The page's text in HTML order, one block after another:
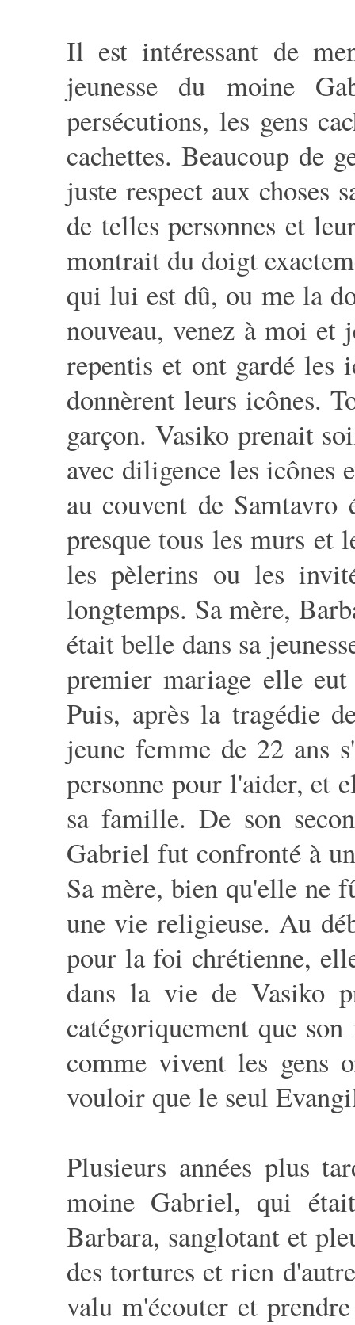
Il est intéressant de
jeunesse du moine
persécutions, les gens
cachettes. Beaucoup de
juste respect aux choses
de telles personnes et
montrait du doigt
qui lui est dû, ou me la
nouveau, venez à moi et
repentis et ont gardé les
donnèrent leurs icônes.
garçon. Vasiko prenait
avec diligence les icônes
au couvent de
presque tous les murs
les pèlerins ou les
longtemps. Sa mère,
était belle dans sa
premier mariage elle
Puis, après la tragédie
jeune femme de 22 ans
personne pour l'aider, et
sa famille. De son
Gabriel fut confronté à
Sa mère, bien qu'elle ne
une vie religieuse. Au
pour la foi chrétienne,
dans la vie de Vasiko
catégoriquement que
comme vivent les gens
vouloir que le seul
Plusieurs années plus
moine Gabriel, qui
Barbara, sanglotant et
des tortures et rien
valu m'écouter et